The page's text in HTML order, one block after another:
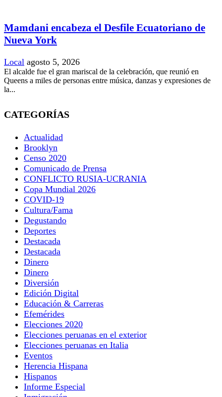
Mamdani encabeza el Desfile Ecuatoriano de
Nueva York
Local agosto 5, 2026
El alcalde fue el gran mariscal de la celebración, que reunió en
Queens a miles de personas entre música, danzas y expresiones de
la...
CATEGORÍAS
Actualidad
Brooklyn
Censo 2020
Comunicado de Prensa
CONFLICTO RUSIA-UCRANIA
Copa Mundial 2026
COVID-19
Cultura/Fama
Degustando
Deportes
Destacada
Destacada
Dinero
Dinero
Diversión
Edición Digital
Educación & Carreras
Efemérides
Elecciones 2020
Elecciones peruanas en el exterior
Elecciones peruanas en Italia
Eventos
Herencia Hispana
Hispanos
Informe Especial